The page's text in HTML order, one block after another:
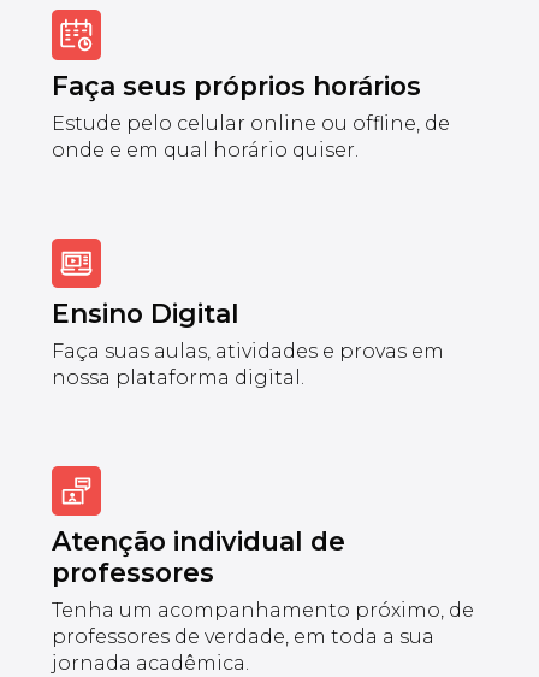
Faça seus próprios horários
Estude pelo celular online ou offline, de
onde e em qual horário quiser.
Ensino Digital
Faça suas aulas, atividades e provas em
nossa plataforma digital.
Atenção individual de
professores
Tenha um acompanhamento próximo, de
professores de verdade, em toda a sua
jornada acadêmica.